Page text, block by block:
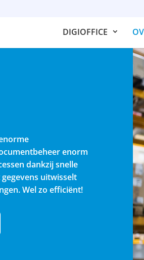
DIGIOFFICE
enorm
dankzij snelle
uitwisselt
Wel zo efficiënt!